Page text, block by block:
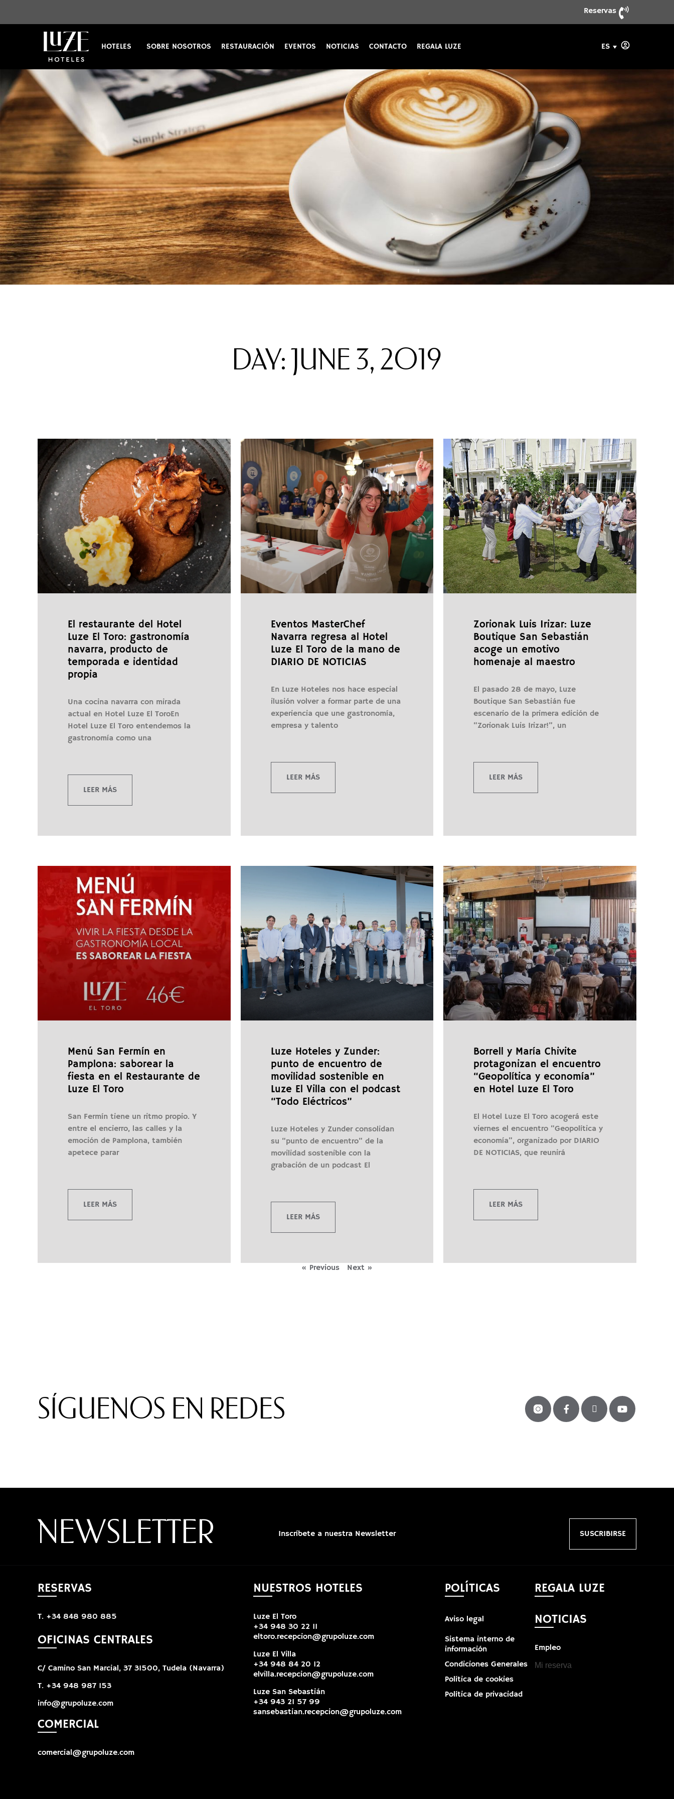
Reservas
HOTELES SOBRE NOSOTROS RESTAURACIÓN EVENTOS NOTICIAS CONTACTO REGALA LUZE ES
DAY: JUNE 3, 2019
El restaurante del Hotel
Luze El Toro: gastronomía
navarra, producto de
temporada e identidad
propia
Una cocina navarra con mirada
actual en Hotel Luze El ToroEn
Hotel Luze El Toro entendemos la
gastronomía como una
LEER MÁS
Eventos MasterChef
Navarra regresa al Hotel
Luze El Toro de la mano de
DIARIO DE NOTICIAS
En Luze Hoteles nos hace especial
ilusión volver a formar parte de una
experiencia que une gastronomía,
empresa y talento
LEER MÁS
Zorionak Luis Irizar: Luze
Boutique San Sebastián
acoge un emotivo
homenaje al maestro
El pasado 28 de mayo, Luze
Boutique San Sebastián fue
escenario de la primera edición de
“Zorionak Luis Irizar!”, un
LEER MÁS
Menú San Fermín en
Pamplona: saborear la
fiesta en el Restaurante de
Luze El Toro
San Fermín tiene un ritmo propio. Y
entre el encierro, las calles y la
emoción de Pamplona, también
apetece parar
LEER MÁS
Luze Hoteles y Zunder:
punto de encuentro de
movilidad sostenible en
Luze El Villa con el podcast
“Todo Eléctricos”
Luze Hoteles y Zunder consolidan
su “punto de encuentro” de la
movilidad sostenible con la
grabación de un podcast El
LEER MÁS
Borrell y María Chivite
protagonizan el encuentro
“Geopolítica y economía”
en Hotel Luze El Toro
El Hotel Luze El Toro acogerá este
viernes el encuentro “Geopolítica y
economía”, organizado por DIARIO
DE NOTICIAS, que reunirá
LEER MÁS
« Previous Next »
SÍGUENOS EN REDES
NEWSLETTER Inscríbete a nuestra Newsletter SUSCRIBIRSE
RESERVAS
T. +34 848 980 885
OFICINAS CENTRALES
C/ Camino San Marcial, 37 31500, Tudela (Navarra)
T. +34 948 987 153
info@grupoluze.com
COMERCIAL
comercial@grupoluze.com
NUESTROS HOTELES
Luze El Toro
+34 948 30 22 11
eltoro.recepcion@grupoluze.com
Luze El Villa
+34 948 84 20 12
elvilla.recepcion@grupoluze.com
Luze San Sebastián
+34 943 21 57 99
sansebastian.recepcion@grupoluze.com
POLÍTICAS
Aviso legal
Sistema interno de
información
Condiciones Generales
Política de cookies
Política de privacidad
REGALA LUZE
NOTICIAS
Empleo
Mi reserva